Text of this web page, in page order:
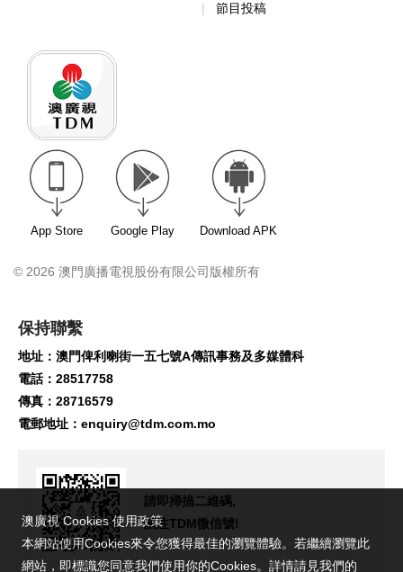
節目投稿
App Store Google Play Download APK
© 2026 澳門廣播電視股份有限公司版權所有
保持聯繫
地址：澳門俾利喇街一五七號A傳訊事務及多媒體科
電話：28517758
傳真：28716579
電郵地址： enquiry@tdm.com.mo
請即掃描二維碼,
關注TDM微信號!
澳廣視 Cookies 使用政策
本網站使用Cookies來令您獲得最佳的瀏覽體驗。若繼續瀏覽此
網站，即標識您同意我們使用你的Cookies。詳情請見我們的